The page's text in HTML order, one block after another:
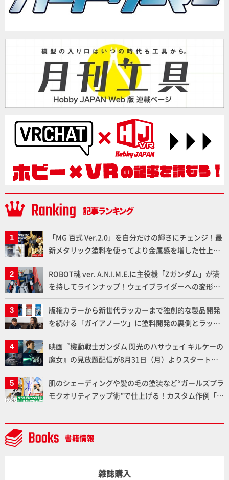
「MG 百式 Ver.2.0」を自分だけの輝きにチェンジ！最
新メタリック塗料を使ってより金属感を増した仕上が
りに!!【試し読み】
ROBOT魂 ver. A.N.I.M.E.に主役機「Zガンダム」が満
を持してラインナップ！ウェイブライダーへの変形、
劇中どおりのプロポーションを再現【機動戦士Zガン
ダム】
版権カラーから新世代ラッカーまで独創的な製品開発
を続ける「ガイアノーツ」に塗料開発の裏側とラッカ
ー塗料の未来についてインタビュー！
映画『機動戦士ガンダム 閃光のハサウェイ キルケーの
魔女』の見放題配信が8月31日（月）よりスタート！
Prime Videoで国内独占配信
肌のシェーディングや髪の毛の塗装など“ガールズプラ
モクオリティアップ術”で仕上げる！カスタム作例「白
デルコンテスト」～8月17日（月）11:59まで応募受付
中】
雑誌購入